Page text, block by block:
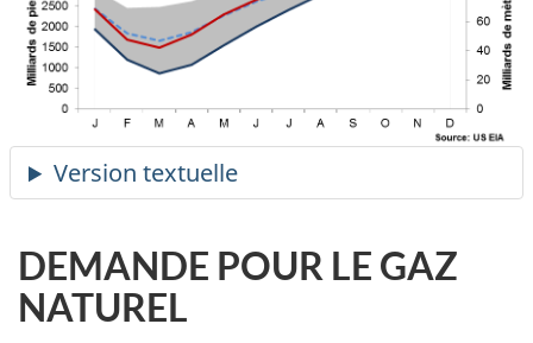
DEMANDE POUR LE GAZ
NATUREL